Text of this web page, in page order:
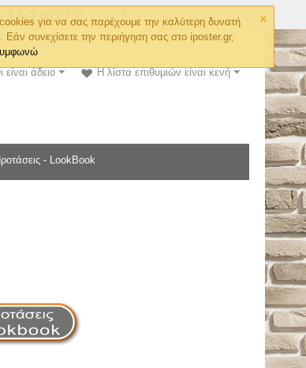
×
για να σας παρέχουμε την καλύτερη δυνατή
Εάν συνεχίσετε την περιήγηση σας στο iposter.gr,
Η λίστα επιθυμιών είναι κενή
άδειο
- LookBook